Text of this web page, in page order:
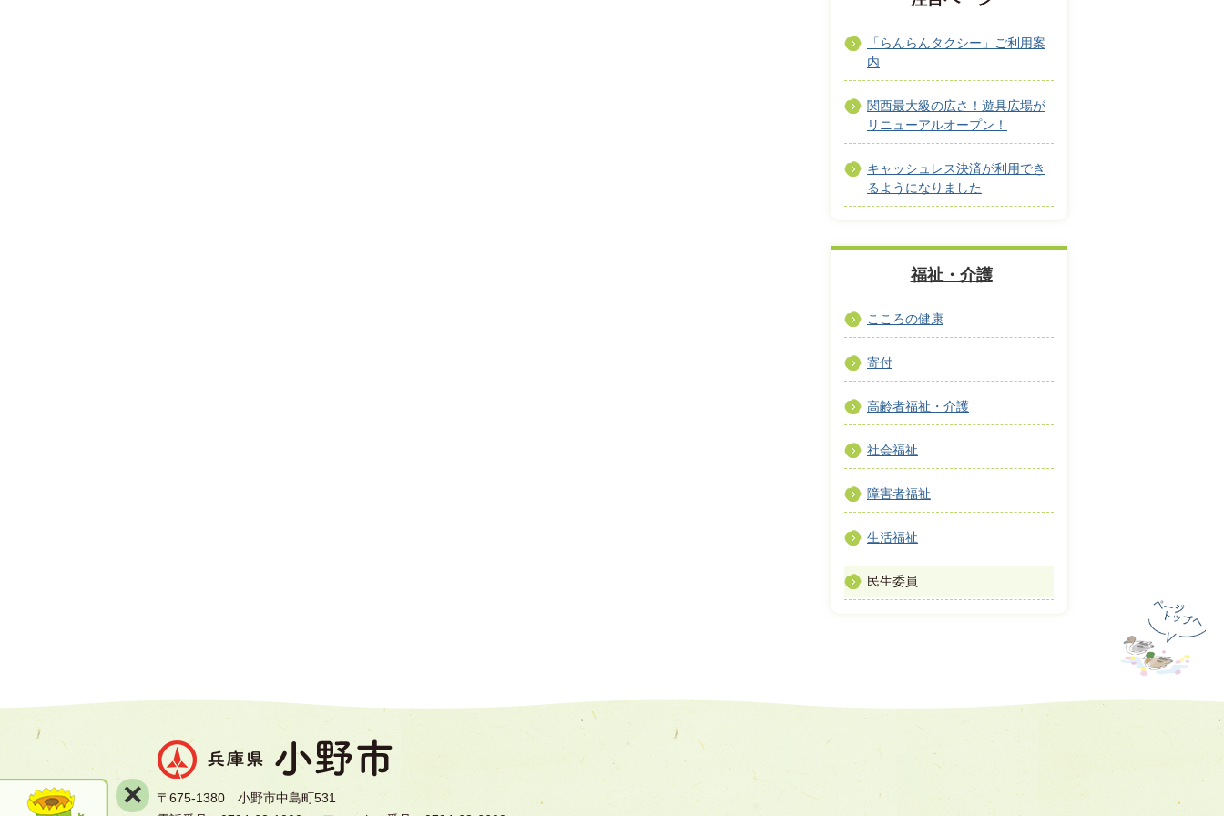
「らんらんタクシー」ご利用案
内
関西最大級の広さ！遊具広場が
リニューアルオープン！
キャッシュレス決済が利用でき
るようになりました
福祉・介護
こころの健康
寄付
高齢者福祉・介護
社会福祉
障害者福祉
生活福祉
民生委員
〒675-1380 小野市中島町531
×